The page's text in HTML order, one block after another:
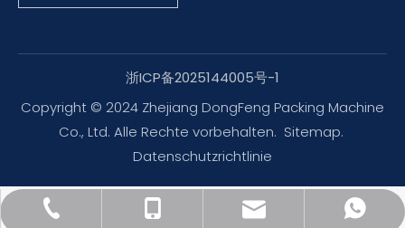
+86-577-88775569
+86- 13656777995
dfpack@packingmachine.com
+86 13656777971
浙ICP备2025144005号-1
Copyright © 2024 Zhejiang DongFeng Packing Machine
Co., Ltd. Alle Rechte vorbehalten. Sitemap.
Datenschutzrichtlinie